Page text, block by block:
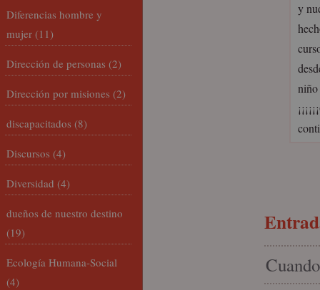
y
niño
Diferencias hombre y
mujer (11)
Dirección de personas (2)
Dirección por misiones (2)
discapacitados (8)
Discursos (4)
Diversidad (4)
dueños de nuestro destino
(19)
Ecología Humana-Social
(4)